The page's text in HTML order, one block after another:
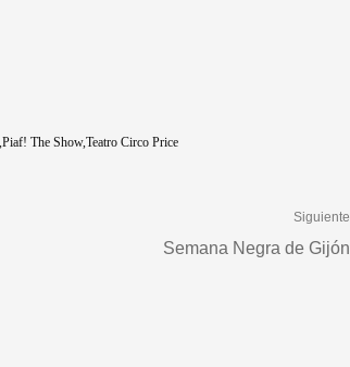
Piaf! The Show Teatro Circo Price
Siguiente
Semana Negra de Gijón